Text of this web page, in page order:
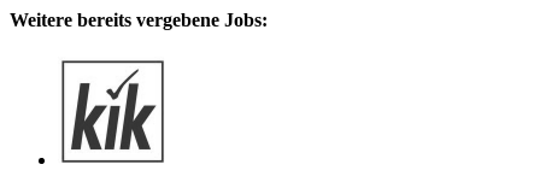
Weitere bereits vergebene Jobs: